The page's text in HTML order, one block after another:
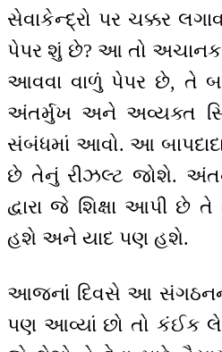
સેવાકેન્દ્રો પર ચક્કર
પેપર શું છે? આ તો
આવવા વાળું પેપર છે, તે
અંતર્મુખ અને અવ્યક્ત
સંબંધમાં આવો. આ
છે તેનું રીઝલ્ટ જોશે.
દ્વારા જે શિક્ષા આપી છે
હશે અને યાદ પણ હશે.
આજનાં દિવસે આ
પણ આવ્યાં છો તો કંઈક